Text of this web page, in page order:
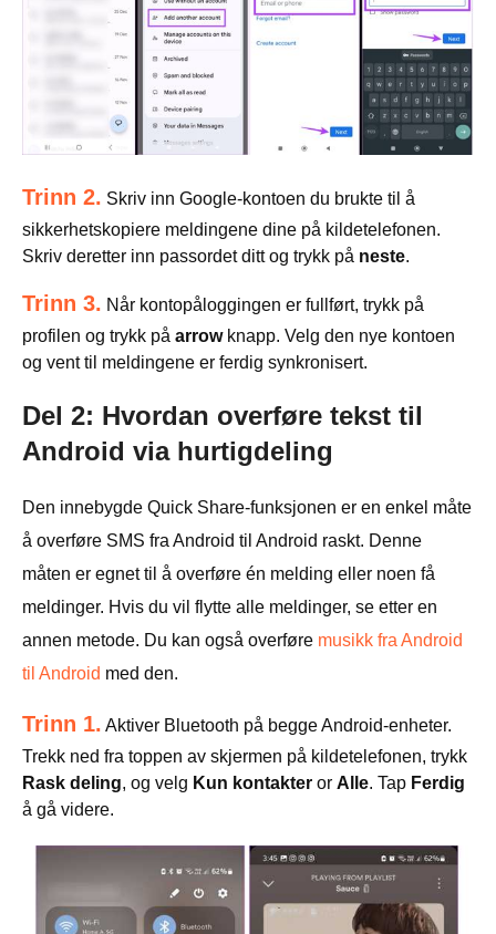
Trinn 2. Skriv inn Google-kontoen du brukte til å
sikkerhetskopiere meldingene dine på kildetelefonen.
Skriv deretter inn passordet ditt og trykk på neste.
Trinn 3. Når kontopåloggingen er fullført, trykk på
profilen og trykk på arrowknapp. Velg den nye kontoen
og vent til meldingene er ferdig synkronisert.
Del 2: Hvordan overføre tekst til
Android via hurtigdeling
Den innebygde Quick Share-funksjonen er en enkel måte
å overføre SMS fra Android til Android raskt. Denne
måten er egnet til å overføre én melding eller noen få
meldinger. Hvis du vil flytte alle meldinger, se etter en
annen metode. Du kan også overføre musikk fra Android
til Android med den.
Trinn 1. Aktiver Bluetooth på begge Android-enheter.
Trekk ned fra toppen av skjermen på kildetelefonen, trykk
Rask deling, og velg Kun kontakter or Alle. Tap Ferdig
å gå videre.